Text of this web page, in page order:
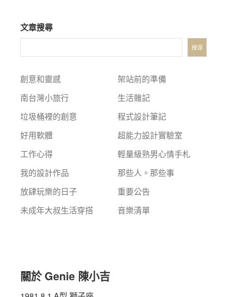
文章搜尋
搜尋
創意和靈感
南台灣小旅行
垃圾桶裡的創意
好用軟體
工作心得
我的設計作品
放肆玩樂的日子
未成年大叔生活穿搭
架站前的準備
生活雜記
程式設計筆記
超能力設計實驗室
輕量級熟男心情手札
那些人。那些事
重要公告
音樂清單
關於 Genie 陳小吉